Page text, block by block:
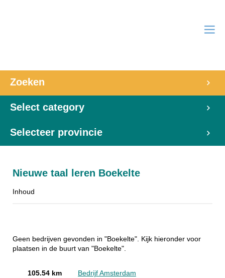
Zoeken
Select category
Selecteer provincie
Nieuwe taal leren Boekelte
Inhoud
Geen bedrijven gevonden in "Boekelte". Kijk hieronder voor
plaatsen in de buurt van "Boekelte".
105.54 km Bedrijf Amsterdam